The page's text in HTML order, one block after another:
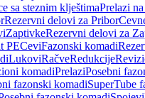
sa steznim klještimaPrelazi
Rezervni delovi za Pribor
ZaptivkeRezervni delovi za
PECeviFazonski komadi
LukoviRačveRedukcije
komadiPrelaziPosebni
fazonski komadiSuperTube